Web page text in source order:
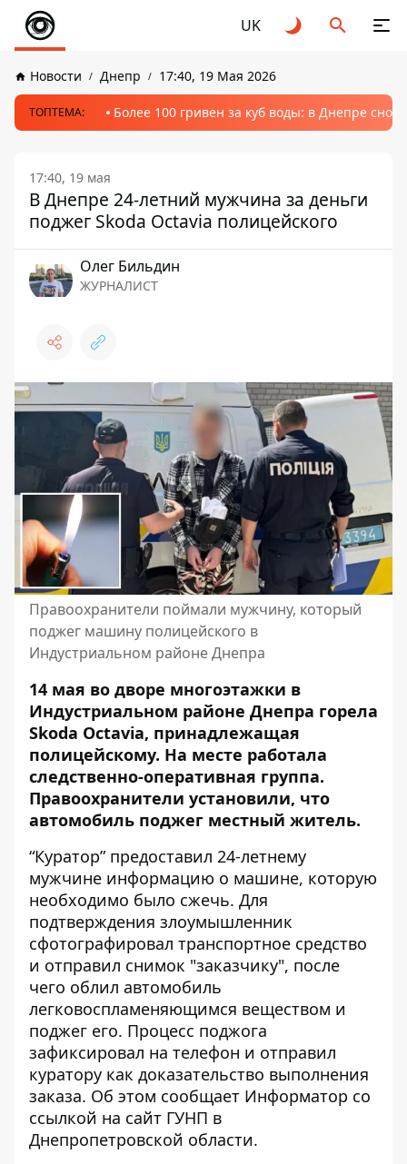
UK
Новости Днепр 17:40, 19 Мая 2026
ТОПТЕМА: Более 100 гривен за куб воды: в Днепре
17:40, 19 мая
В Днепре 24-летний мужчина за деньги
поджег Skoda Octavia полицейского
Олег Бильдин
ЖУРНАЛИСТ
Правоохранители поймали мужчину, который
поджег машину полицейского в
Индустриальном районе Днепра
14 мая во дворе многоэтажки в
Индустриальном районе Днепра горела
Skoda Octavia, принадлежащая
полицейскому. На месте работала
следственно-оперативная группа.
Правоохранители установили, что
автомобиль поджег местный житель.
“Куратор” предоставил 24-летнему
мужчине информацию о машине, которую
необходимо было сжечь. Для
подтверждения злоумышленник
сфотографировал транспортное средство
и отправил снимок "заказчику", после
чего облил автомобиль
легковоспламеняющимся веществом и
поджег его. Процесс поджога
зафиксировал на телефон и отправил
куратору как доказательство выполнения
заказа. Об этом сообщает Информатор со
ссылкой на сайт ГУНП в
Днепропетровской области.